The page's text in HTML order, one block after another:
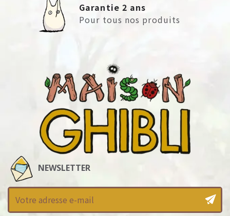
Garantie 2 ans
Pour tous nos produits
NEWSLETTER